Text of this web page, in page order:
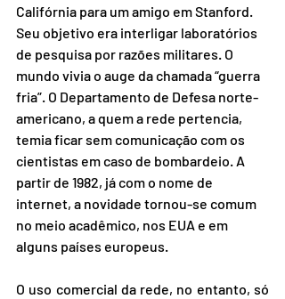
Califórnia para um amigo em Stanford.
Seu objetivo era interligar laboratórios
de pesquisa por razões militares. O
mundo vivia o auge da chamada “guerra
fria”. O Departamento de Defesa norte-
americano, a quem a rede pertencia,
temia ficar sem comunicação com os
cientistas em caso de bombardeio. A
partir de 1982, já com o nome de
internet, a novidade tornou-se comum
no meio acadêmico, nos EUA e em
alguns países europeus.
O uso comercial da rede, no entanto, só